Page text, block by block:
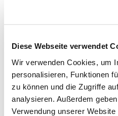
Diese Webseite verwendet
Wir verwenden Cookies, um
personalisieren, Funktionen
zu können und die Zugriffe
analysieren. Außerdem
Verwendung unserer
Ende des Jahres
Kind-Spielgruppen in der
Eine Anmeldung ist
können. Bitte informieren
Frau Elisabeth Zsiska,